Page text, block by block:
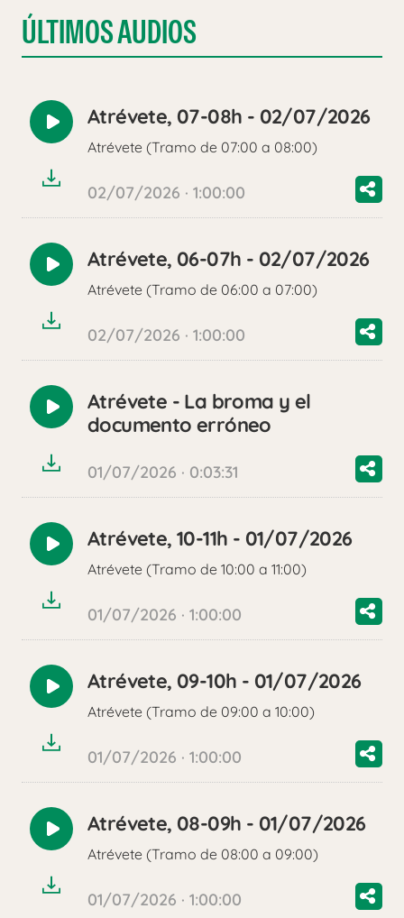
ÚLTIMOS AUDIOS
Reproducir
audio
Atrévete, 07-08h - 02/07/2026
Atrévete (Tramo de 07:00 a 08:00)
02/07/2026 · 1:00:00
Reproducir
audio
Atrévete, 06-07h - 02/07/2026
Atrévete (Tramo de 06:00 a 07:00)
02/07/2026 · 1:00:00
Reproducir
audio
Atrévete - La broma y el
documento erróneo
01/07/2026 · 0:03:31
Reproducir
audio
Atrévete, 10-11h - 01/07/2026
Atrévete (Tramo de 10:00 a 11:00)
01/07/2026 · 1:00:00
Reproducir
audio
Atrévete, 09-10h - 01/07/2026
Atrévete (Tramo de 09:00 a 10:00)
01/07/2026 · 1:00:00
Reproducir
audio
Atrévete, 08-09h - 01/07/2026
Atrévete (Tramo de 08:00 a 09:00)
01/07/2026 · 1:00:00